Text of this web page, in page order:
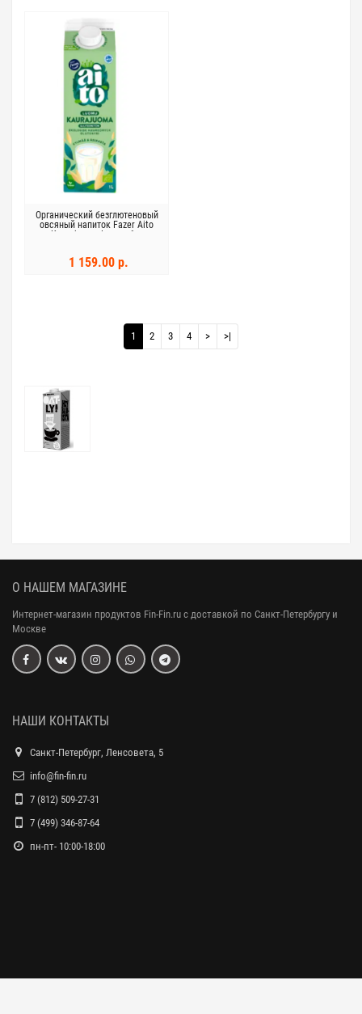
Органический безглютеновый
овсяный напиток Fazer Aito
Kaurajuoma Luomu 1 л
1 159.00 р.
1 2 3 4 > >|
О НАШЕМ МАГАЗИНЕ
Интернет-магазин продуктов Fin-Fin.ru с доставкой по Санкт-Петербургу и
Москве
НАШИ КОНТАКТЫ
Санкт-Петербург, Ленсовета, 5
info@fin-fin.ru
7 (812) 509-27-31
7 (499) 346-87-64
пн-пт- 10:00-18:00